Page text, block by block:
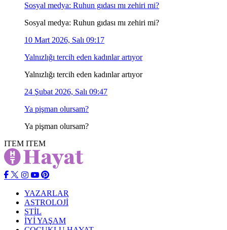
Sosyal medya: Ruhun gıdası mı zehiri mi?
Sosyal medya: Ruhun gıdası mı zehiri mi?
10 Mart 2026, Salı 09:17
Yalnızlığı tercih eden kadınlar artıyor
Yalnızlığı tercih eden kadınlar artıyor
24 Şubat 2026, Salı 09:47
Ya pişman olursam?
Ya pişman olursam?
ITEM ITEM
YAZARLAR
ASTROLOJİ
STİL
İYİ YAŞAM